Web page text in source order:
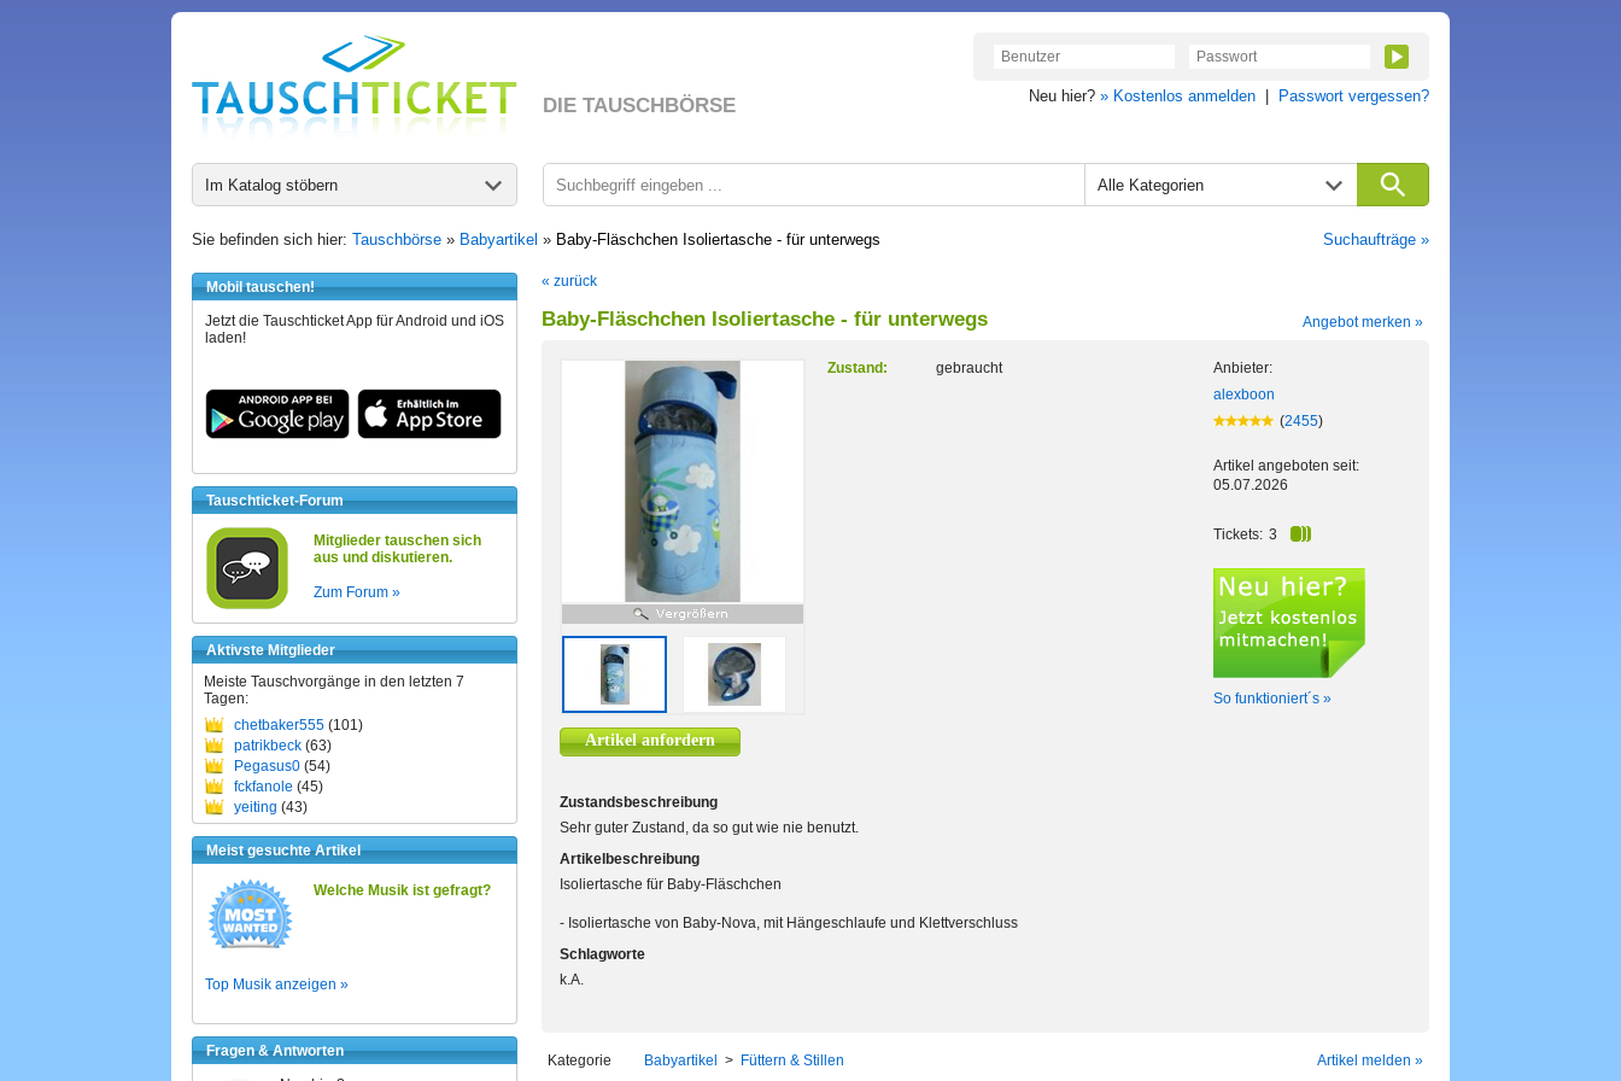
DIE TAUSCHBÖRSE Neu hier? » Kostenlos anmelden Passwort vergessen?
Im Katalog stöbern Alle Kategorien
Sie befinden sich hier: Tauschbörse » Babyartikel » Baby-Fläschchen Isoliertasche - für unterwegs Suchaufträge »
Mobil tauschen!
Jetzt die Tauschticket App für Android und iOS
laden!
Tauschticket-Forum
Mitglieder tauschen sich
aus und diskutieren.
Zum Forum »
Aktivste Mitglieder
Meiste Tauschvorgänge in den letzten 7
Tagen:
chetbaker555 (101)
patrikbeck (63)
Pegasus0 (54)
fckfanole (45)
yeiting (43)
Meist gesuchte Artikel
Welche Musik ist gefragt?
Top Musik anzeigen »
Fragen & Antworten
« zurück
Baby-Fläschchen Isoliertasche - für unterwegs Angebot merken »
Artikel anfordern
Zustand: gebraucht
Anbieter:
alexboon
(2455)
Artikel angeboten seit:
05.07.2026
Tickets: 3
So funktioniert´s »
Zustandsbeschreibung
Sehr guter Zustand, da so gut wie nie benutzt.
Artikelbeschreibung
Isoliertasche für Baby-Fläschchen
- Isoliertasche von Baby-Nova, mit Hängeschlaufe und Klettverschluss
Schlagworte
k.A.
Kategorie Babyartikel > Füttern & Stillen Artikel melden »